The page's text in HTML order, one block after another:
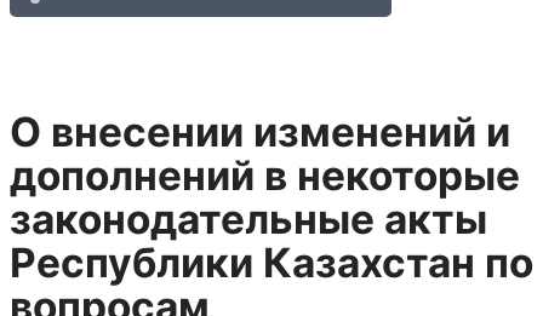
О внесении изменений и
дополнений в некоторые
законодательные акты
Республики Казахстан по